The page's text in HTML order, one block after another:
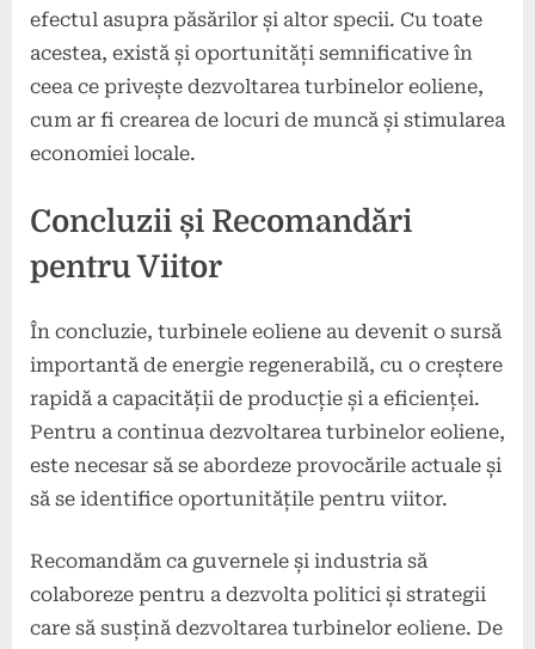
efectul asupra păsărilor și altor specii. Cu toate
acestea, există și oportunități semnificative în
ceea ce privește dezvoltarea turbinelor eoliene,
cum ar fi crearea de locuri de muncă și stimularea
economiei locale.
Concluzii și Recomandări
pentru Viitor
În concluzie, turbinele eoliene au devenit o sursă
importantă de energie regenerabilă, cu o creștere
rapidă a capacității de producție și a eficienței.
Pentru a continua dezvoltarea turbinelor eoliene,
este necesar să se abordeze provocările actuale și
să se identifice oportunitățile pentru viitor.
Recomandăm ca guvernele și industria să
colaboreze pentru a dezvolta politici și strategii
care să susțină dezvoltarea turbinelor eoliene. De